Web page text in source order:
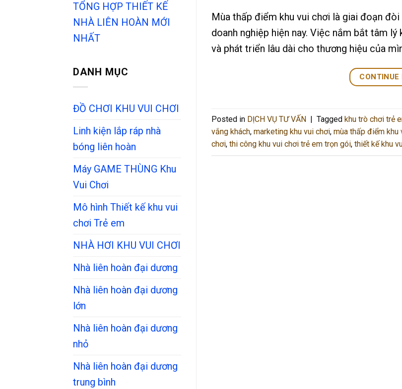
TỔNG HỢP THIẾT KẾ
NHÀ LIÊN HOÀN MỚI
NHẤT
DANH MỤC
ĐỒ CHƠI KHU VUI CHƠI
Linh kiện lắp ráp nhà
bóng liên hoàn
Máy GAME THÙNG Khu
Vui Chơi
Mô hình Thiết kế khu vui
chơi Trẻ em
NHÀ HƠI KHU VUI CHƠI
Nhà liên hoàn đại dương
Nhà liên hoàn đại dương
lớn
Nhà liên hoàn đại dương
nhỏ
Nhà liên hoàn đại dương
trung bình
Mùa thấp điểm khu vui chơi là giai đoạn
doanh nghiệp hiện nay. Việc nắm bắt tâm
và phát triển lâu dài cho thương hiệu của
CONTINUE
Posted in DỊCH VỤ TƯ VẤN | Tagged khu trò chơi trẻ
vắng khách, marketing khu vui chơi, mùa thấp điểm khu
chơi, thi công khu vui chơi trẻ em trọn gói, thiết kế khu